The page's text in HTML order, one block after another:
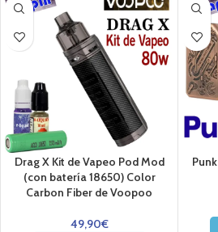
Drag X Kit de Vapeo Pod Mod
(con batería 18650) Color
Carbon Fiber de Voopoo
49,90€